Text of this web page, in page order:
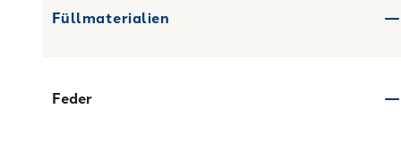
Füllmaterialien
Feder